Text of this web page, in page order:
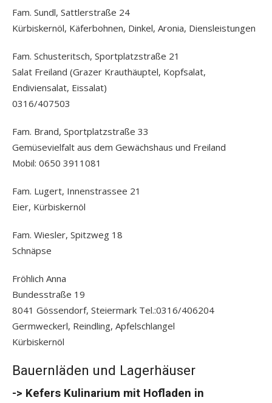
Fam. Sundl, Sattlerstraße 24
Kürbiskernöl, Käferbohnen, Dinkel, Aronia, Diensleistungen
Fam. Schusteritsch, Sportplatzstraße 21
Salat Freiland (Grazer Krauthäuptel, Kopfsalat,
Endiviensalat, Eissalat)
0316/407503
Fam. Brand, Sportplatzstraße 33
Gemüsevielfalt aus dem Gewächshaus und Freiland
Mobil: 0650 3911081
Fam. Lugert, Innenstrassee 21
Eier, Kürbiskernöl
Fam. Wiesler, Spitzweg 18
Schnäpse
Fröhlich Anna
Bundesstraße 19
8041 Gössendorf, Steiermark Tel.:0316/406204
Germweckerl, Reindling, Apfelschlangel
Kürbiskernöl
Bauernläden und Lagerhäuser
-> Kefers Kulinarium mit Hofladen in